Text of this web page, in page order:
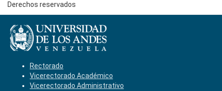
Derechos reservados
Rectorado
Vicerectorado Académico
Vicerectorado Administrativo